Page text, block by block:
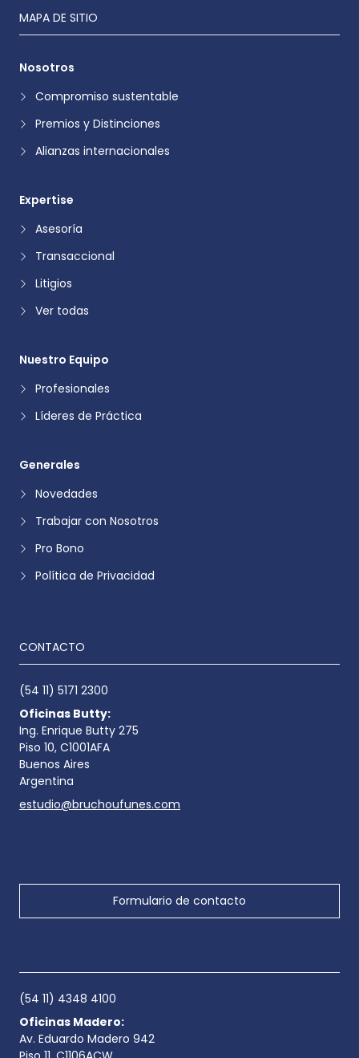
MAPA DE SITIO
Nosotros
Compromiso sustentable
Premios y Distinciones
Alianzas internacionales
Expertise
Asesoría
Transaccional
Litigios
Ver todas
Nuestro Equipo
Profesionales
Líderes de Práctica
Generales
Novedades
Trabajar con Nosotros
Pro Bono
Política de Privacidad
CONTACTO
(54 11) 5171 2300
Oficinas Butty:
Ing. Enrique Butty 275
Piso 10, C1001AFA
Buenos Aires
Argentina
estudio@bruchoufunes.com
Formulario de contacto
(54 11) 4348 4100
Oficinas Madero:
Av. Eduardo Madero 942